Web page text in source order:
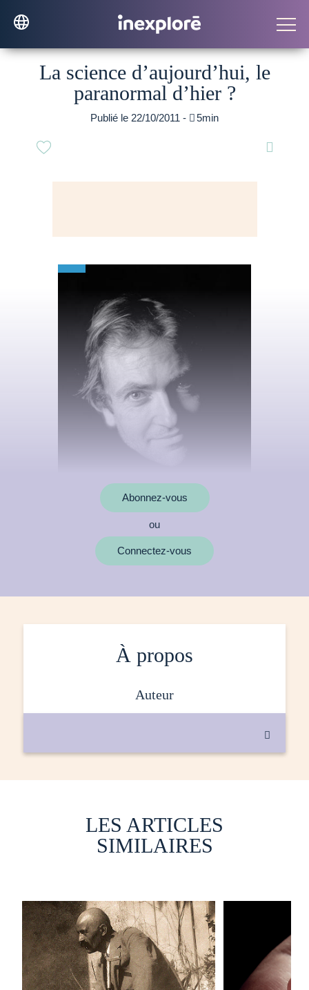
La science d’aujourd’hui, le
paranormal d’hier ?
Publié le 22/10/2011 - 5min

Abonnez-vous
ou
Connectez-vous
À propos
auteur

LES ARTICLES
SIMILAIRES